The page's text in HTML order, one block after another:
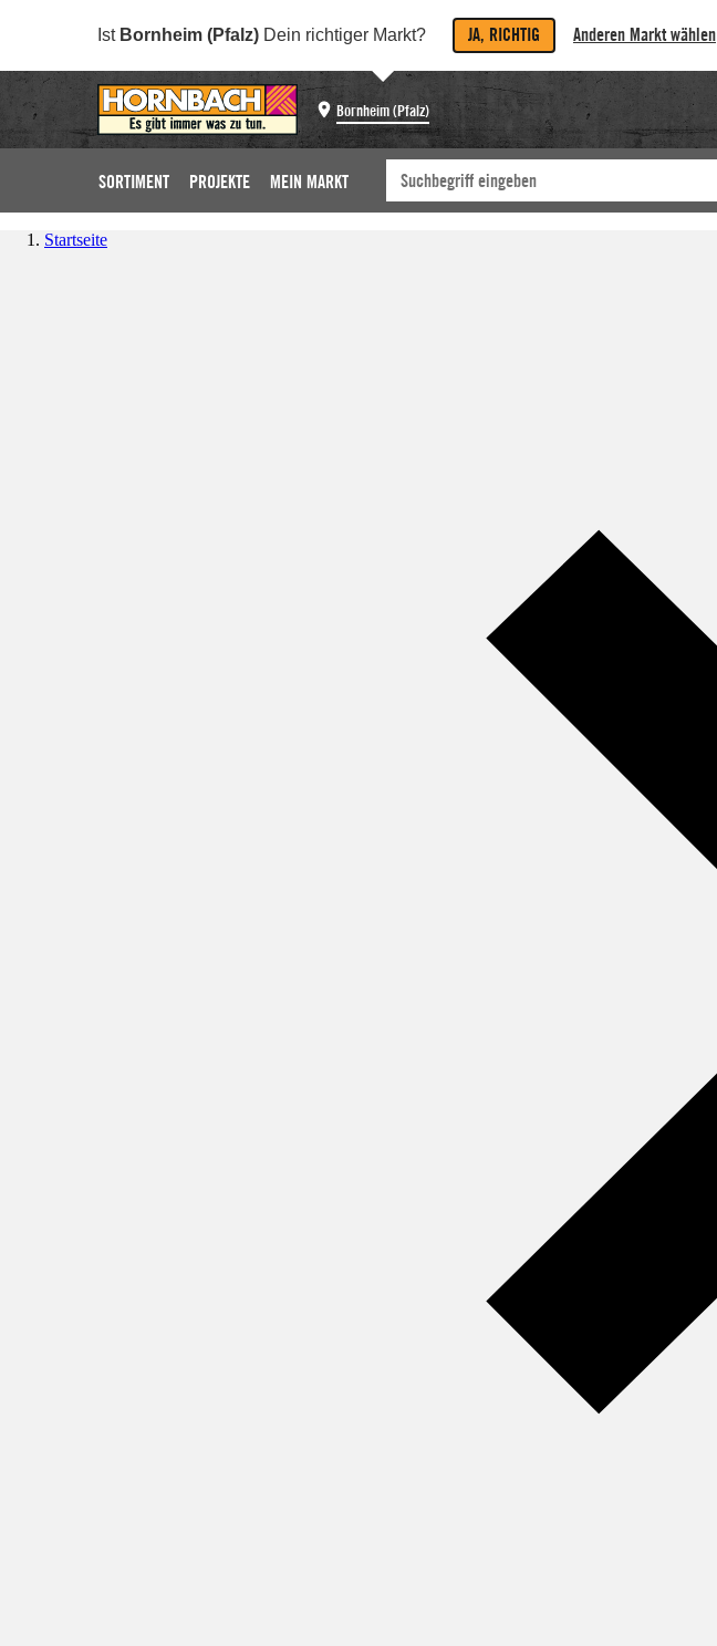
Ist Bornheim (Pfalz) Dein richtiger Markt? JA, RICHTIG Anderen Markt wählen
Bornheim (Pfalz)
SORTIMENT PROJEKTE MEIN MARKT
Startseite